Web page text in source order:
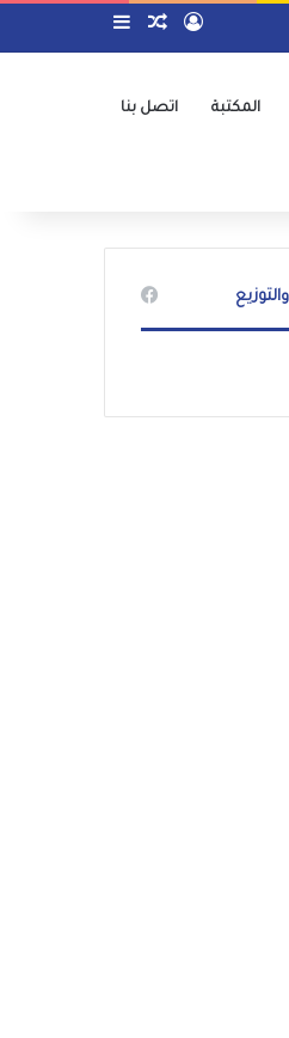
تسجيل الدخول
مقال عشوائي
المكتبة اتصل بنا